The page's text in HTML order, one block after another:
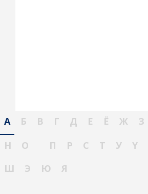
А Б В Г Д Е Ё Ж З
Н
О П Р С Т У Ү
Ш
Э Ю Я